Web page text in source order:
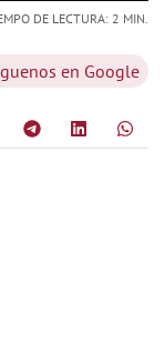
DE LECTURA: 2 MIN.
en Google